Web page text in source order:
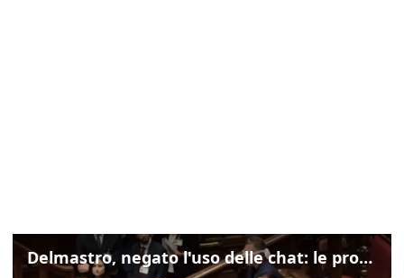
Delmastro, negato l'uso delle chat: le proteste di Avs e M5s